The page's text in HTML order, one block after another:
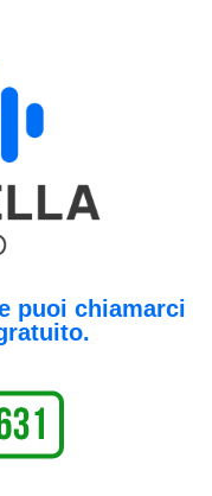
puoi chiamarci